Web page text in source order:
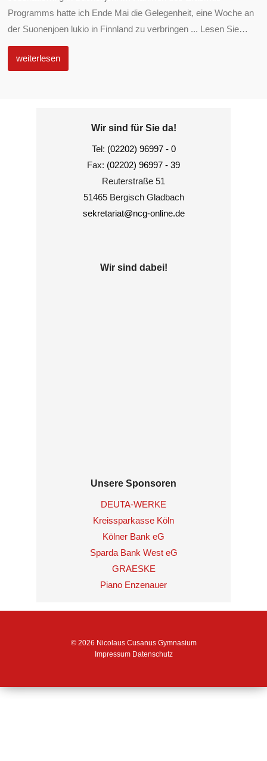
Programms hatte ich Ende Mai die Gelegenheit, eine Woche an
der Suonenjoen lukio in Finnland zu verbringen ... Lesen Sie…
weiterlesen
Wir sind für Sie da!
Tel: (02202) 96997 - 0
Fax: (02202) 96997 - 39
Reuterstraße 51
51465 Bergisch Gladbach
sekretariat@ncg-online.de
Wir sind dabei!
Unsere Sponsoren
DEUTA-WERKE
Kreissparkasse Köln
Kölner Bank eG
Sparda Bank West eG
GRAESKE
Piano Enzenauer
© 2026 Nicolaus Cusanus Gymnasium
Impressum Datenschutz